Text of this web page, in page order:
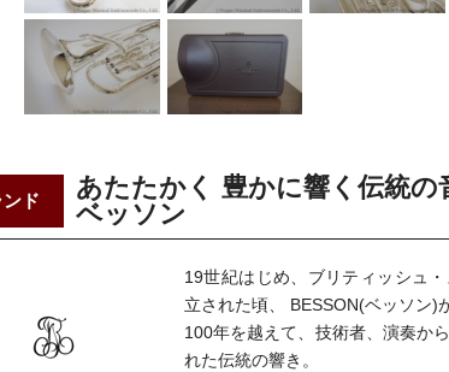
ド
あたたかく 豊かに響く伝統の
ベッソン
19世紀はじめ、ブリティッシュ
立された頃、 BESSON(ベッソン)
100年を越えて、技術者、演奏か
れた伝統の響き。